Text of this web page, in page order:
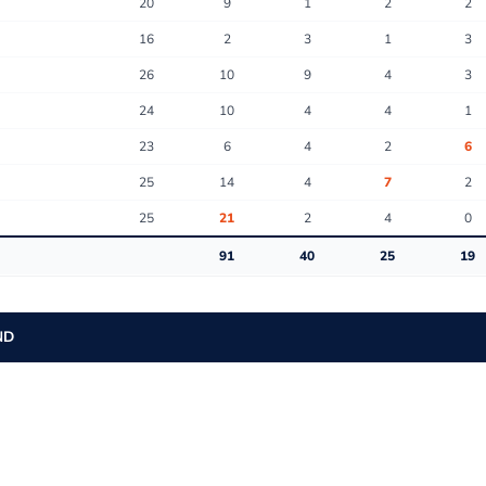
16 2 3 1 3
26 10 9 4 3
24 10 4 4 1
23 6 4 2 6
25 14 4 7 2
25 21 2 4 0
91 40 25 19